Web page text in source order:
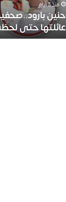
لحظة
استشهادها
منذ 3 أيام
حنين
عائلتها حتى